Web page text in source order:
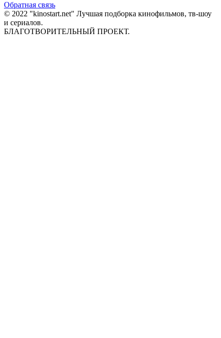
Обратная связь
© 2022 "kinostart.net" Лучшая подборка кинофильмов, тв-шоу
и сериалов.
БЛАГОТВОРИТЕЛЬНЫЙ ПРОЕКТ.